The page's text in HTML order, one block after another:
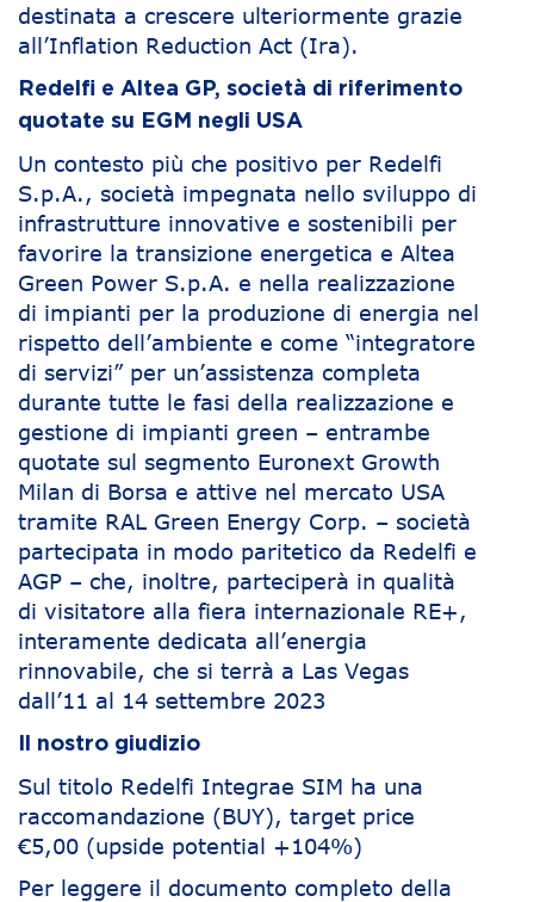
destinata a crescere ulteriormente grazie
all’Inflation Reduction Act (Ira).
Redelfi e Altea GP, società di riferimento
quotate su EGM negli USA
Un contesto più che positivo per Redelfi
S.p.A., società impegnata nello sviluppo di
infrastrutture innovative e sostenibili per
favorire la transizione energetica e Altea
Green Power S.p.A. e nella realizzazione
di impianti per la produzione di energia nel
rispetto dell’ambiente e come “integratore
di servizi” per un’assistenza completa
durante tutte le fasi della realizzazione e
gestione di impianti green – entrambe
quotate sul segmento Euronext Growth
Milan di Borsa e attive nel mercato USA
tramite RAL Green Energy Corp. – società
partecipata in modo paritetico da Redelfi e
AGP – che, inoltre, parteciperà in qualità
di visitatore alla fiera internazionale RE+,
interamente dedicata all’energia
rinnovabile, che si terrà a Las Vegas
dall’11 al 14 settembre 2023
Il nostro giudizio
Sul titolo Redelfi Integrae SIM ha una
raccomandazione (BUY), target price
€5,00 (upside potential +104%)
Per leggere il documento completo della